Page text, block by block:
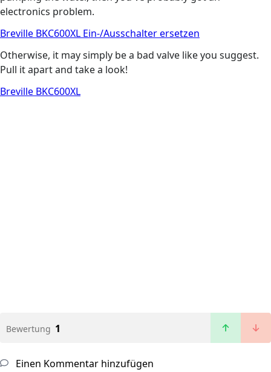
electronics problem.
Breville BKC600XL Ein-/Ausschalter ersetzen
Otherwise, it may simply be a bad valve like you suggest.
Pull it apart and take a look!
Breville BKC600XL
Bewertung 1
Einen Kommentar hinzufügen